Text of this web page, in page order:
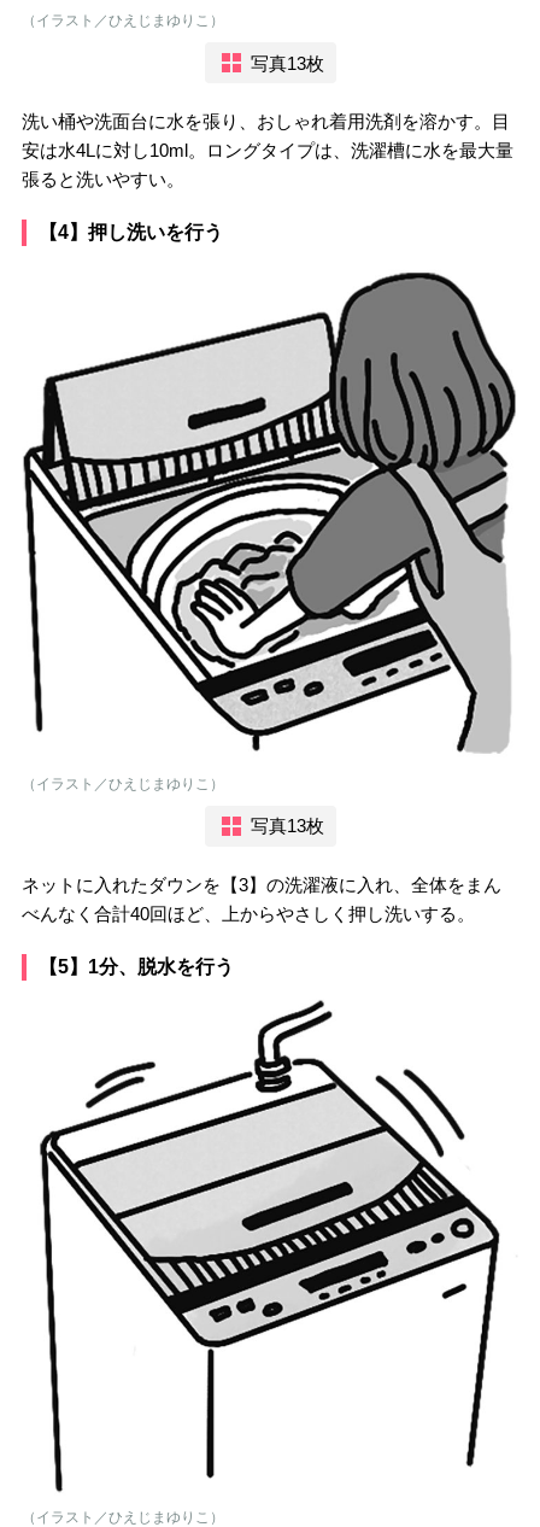
（イラスト／ひえじまゆりこ）
写真13枚
洗い桶や洗面台に水を張り、おしゃれ着用洗剤を溶かす。目
安は水4Lに対し10ml。ロングタイプは、洗濯槽に水を最大量
張ると洗いやすい。
【4】押し洗いを行う
（イラスト／ひえじまゆりこ）
写真13枚
ネットに入れたダウンを【3】の洗濯液に入れ、全体をまん
べんなく合計40回ほど、上からやさしく押し洗いする。
【5】1分、脱水を行う
（イラスト／ひえじまゆりこ）